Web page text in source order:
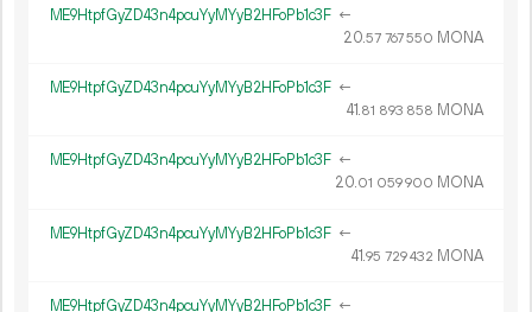
ME9HtpfGyZD43n4pcuYyMYyB2HFoPb1c3F ←
20.57 767550 MONA
ME9HtpfGyZD43n4pcuYyMYyB2HFoPb1c3F ←
41.81 893 858 MONA
ME9HtpfGyZD43n4pcuYyMYyB2HFoPb1c3F ←
20.01 059900 MONA
ME9HtpfGyZD43n4pcuYyMYyB2HFoPb1c3F ←
41.95 729432 MONA
ME9HtpfGyZD43n4pcuYyMYyB2HFoPb1c3F ←